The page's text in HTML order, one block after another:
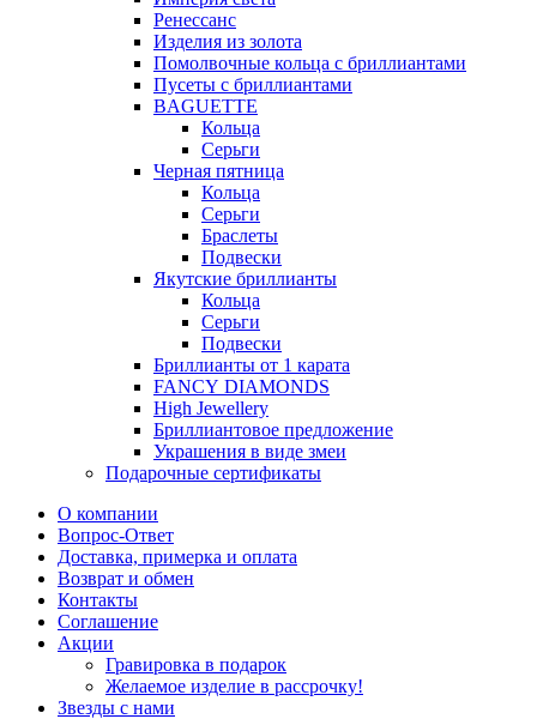
Ренессанс
Изделия из золота
Помолвочные кольца с бриллиантами
Пусеты с бриллиантами
BAGUETTE
Кольца
Серьги
Черная пятница
Кольца
Серьги
Браслеты
Подвески
Якутские бриллианты
Кольца
Серьги
Подвески
Бриллианты от 1 карата
FANCY DIAMONDS
High Jewellery
Бриллиантовое предложение
Украшения в виде змеи
Подарочные сертификаты
О компании
Вопрос-Ответ
Доставка, примерка и оплата
Возврат и обмен
Контакты
Соглашение
Акции
Гравировка в подарок
Желаемое изделие в рассрочку!
Звезды с нами